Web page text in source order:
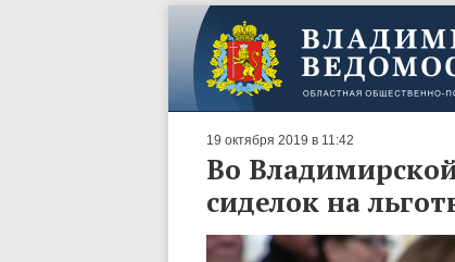
19 октября 2019 в 11:42
Во
сиделок на